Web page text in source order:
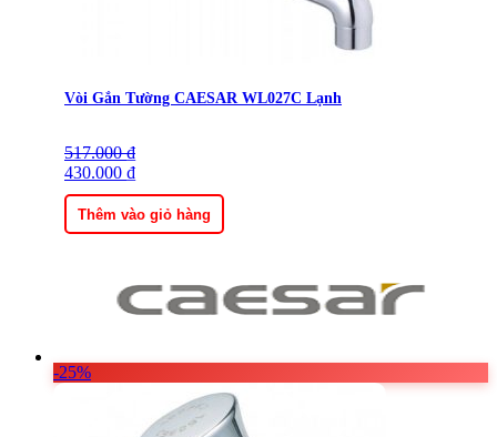
Vòi Gắn Tường CAESAR WL027C Lạnh
517.000₫
Giá
gốc
là:
517.000 ₫.
430.000 ₫
Giá
hiện
tại
là:
430.000 ₫.
Thêm vào giỏ hàng
-25%